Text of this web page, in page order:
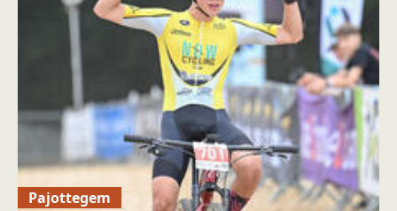
Pajottegem